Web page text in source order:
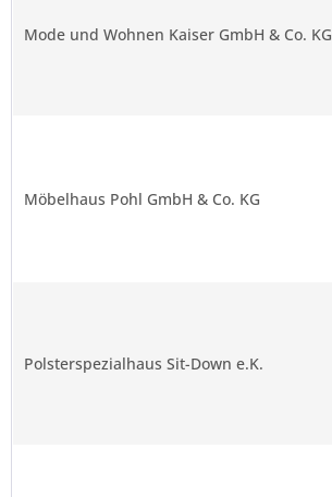
Mode und Wohnen Kaiser GmbH & Co. KG
Möbelhaus Pohl GmbH & Co. KG
Polsterspezialhaus Sit-Down e.K.